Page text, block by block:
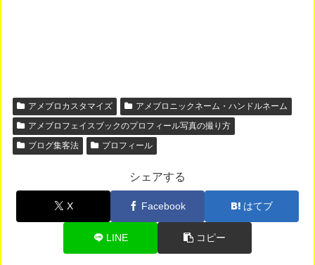
アメブロカスタマイズ
アメブロニックネーム・ハンドルネーム
アメブロフェイスブックのプロフィール写真の撮り方
ブログ集客法
プロフィール
シェアする
X Facebook はてブ
LINE コピー